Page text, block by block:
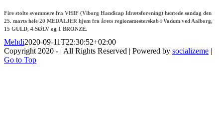
Fire stolte svømmere fra VHIF (Viborg Handicap Idrætsforening) hentede søndag den
25. marts hele 20 MEDALJER hjem fra årets regionsmesterskab i Vadum ved Aalborg,
15 GULD, 4 SØLV og 1 BRONZE.
Mehdi2020-09-11T22:30:52+02:00
Copyright 2020 - | All Rights Reserved | Powered by socializeme |
Go to Top